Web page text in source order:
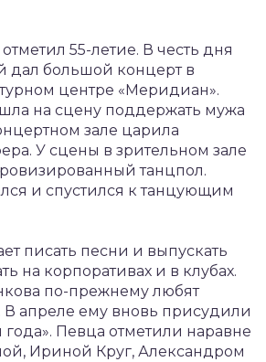
55-летие. В честь дня
дал большой концерт в
центре «Меридиан».
на сцену поддержать мужа
зале царила
У сцены в зрительном зале
танцпол.
и спустился к танцующим
писать песни и выпускать
на корпоративах и в клубах.
по-прежнему любят
В апреле ему вновь присудили
Певца отметили наравне
Ириной Круг, Александром